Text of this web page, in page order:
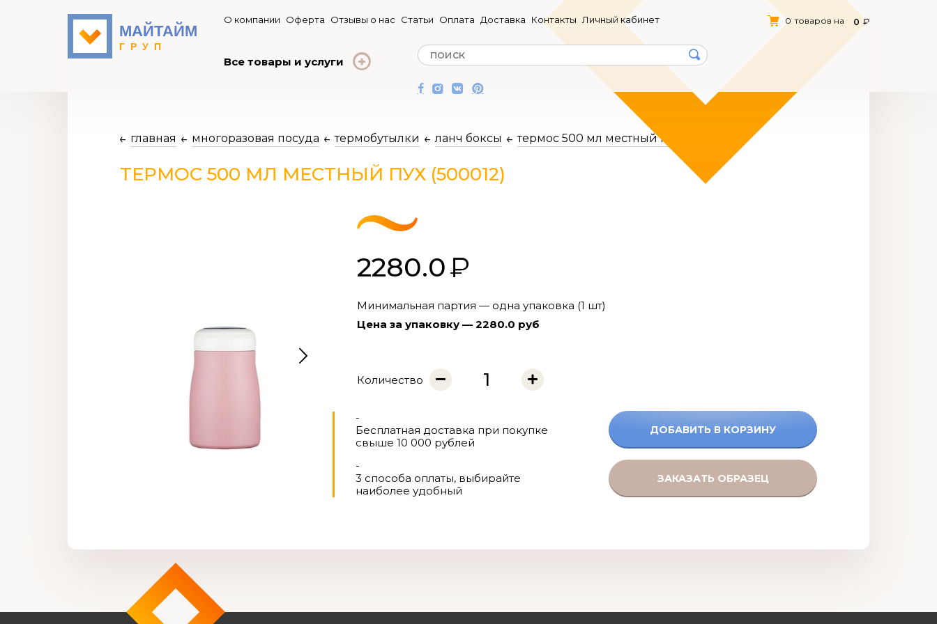
О компании Оферта Отзывы о нас Статьи Оплата Доставка Контакты Личный кабинет 0 товаров на 0
Все товары и услуги
главная многоразовая посуда термобутылки ланч боксы термос 500 мл местный пух (500012)
ТЕРМОС 500 МЛ МЕСТНЫЙ ПУХ (500012)
2280.0
Минимальная партия — одна упаковка (1 шт)
Цена за упаковку — 2280.0 руб
Количество
-
Бесплатная доставка при покупке
свыше 10 000 рублей
-
3 способа оплаты, выбирайте
наиболее удобный